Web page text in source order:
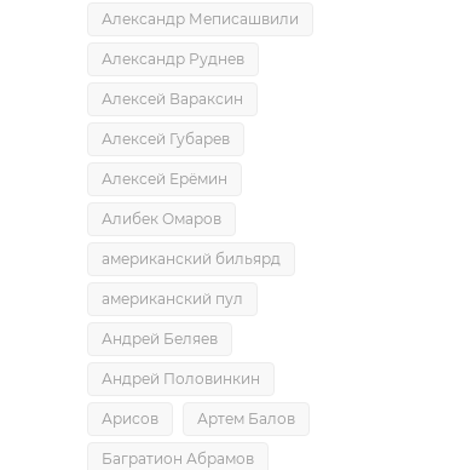
Александр Меписашвили
Александр Руднев
Алексей Вараксин
Алексей Губарев
Алексей Ерёмин
Алибек Омаров
американский бильярд
американский пул
Андрей Беляев
Андрей Половинкин
Арисов Артем Балов
Багратион Абрамов